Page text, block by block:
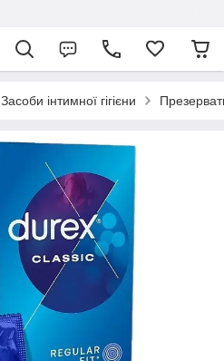
Засоби інтимної гігієни